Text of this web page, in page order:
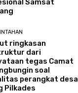
Samsat
ringkasan
dari
tegas Camat
soal
perangkat desa
Pilkades